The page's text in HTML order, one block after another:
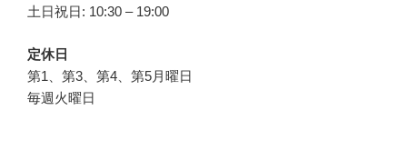
土日祝日: 10:30 – 19:00
定休日
第1、第3、第4、第5月曜日
毎週火曜日